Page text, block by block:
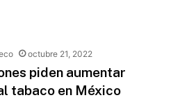
octubre 21, 2022
piden aumentar
tabaco en México